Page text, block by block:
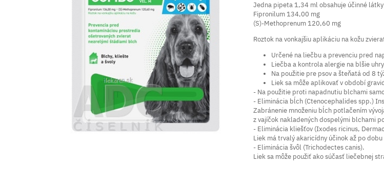
Jedna pipeta 1,34 ml obsahuje účinné
Fipronilum 134,00 mg
(S)-Methoprenum 120,60 mg
Roztok na vonkajšiu aplikáciu na kožu
Určené na liečbu a prevenciu pred
Liečba a kontrola alergie na blšie
Na použitie pre psov a šteňatá od 8
Liek sa môže aplikovať v období
- Na použitie proti napadnutiu blchami
- Eliminácia bĺch (Ctenocephalides spp.)
Zabránenie množeniu bĺch potlačením
z vajíčok nakladených dospelými blchami
- Eliminácia kliešťov (Ixodes ricinus,
Liek má trvalý akaricídny účinok až po
- Eliminácia švôl (Trichodectes canis).
Liek sa môže použiť ako súčasť liečebnej